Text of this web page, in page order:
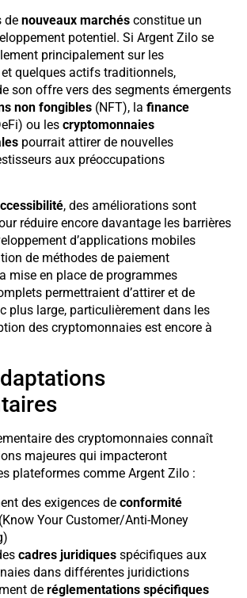
de nouveaux marchés constitue un
potentiel. Si Argent Zilo se
principalement sur les
quelques actifs traditionnels,
son offre vers des segments émergents
non fongibles (NFT), la finance
ou les cryptomonnaies
pourrait attirer de nouvelles
aux préoccupations
, des améliorations sont
réduire encore davantage les barrières
d’applications mobiles
de méthodes de paiement
mise en place de programmes
permettraient d’attirer et de
plus large, particulièrement dans les
des cryptomonnaies est encore à
des cryptomonnaies connaît
majeures qui impacteront
plateformes comme Argent Zilo :
des exigences de conformité
(Know Your Customer/Anti-Money
cadres juridiques spécifiques aux
dans différentes juridictions
de réglementations spécifiques